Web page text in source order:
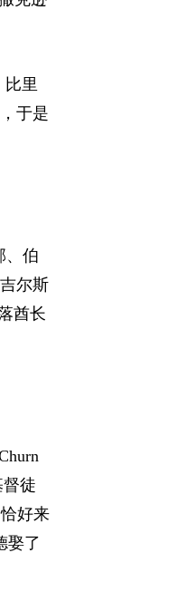
比里
，于是
、伯
尔斯
酋长
Churn
徒
恰好来
娶了